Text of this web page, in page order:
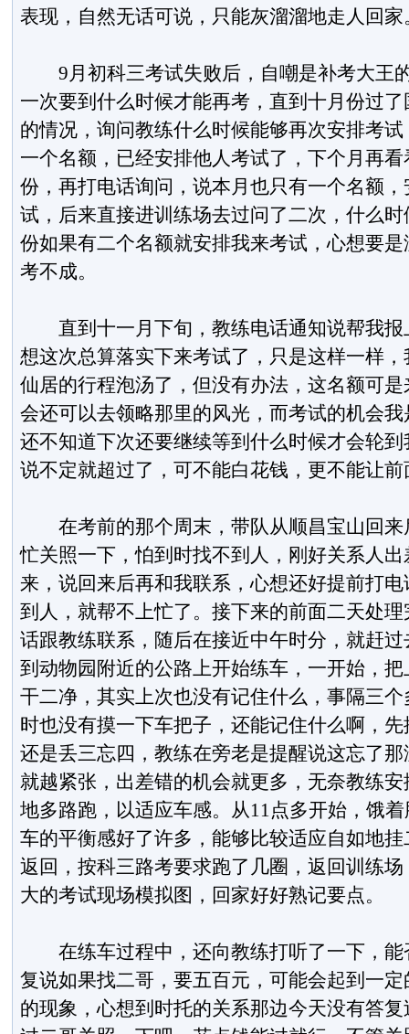
表现，自然无话可说，只能灰溜溜地走人回家
9月初科三考试失败后，自嘲是补考大王
一次要到什么时候才能再考，直到十月份过
的情况，询问教练什么时候能够再次安排考
一个名额，已经安排他人考试了，下个月再
份，再打电话询问，说本月也只有一个名额
试，后来直接进训练场去过问了二次，什么
份如果有二个名额就安排我来考试，心想要
考不成。
直到十一月下旬，教练电话通知说帮我报
想这次总算落实下来考试了，只是这样一样
仙居的行程泡汤了，但没有办法，这名额可
会还可以去领略那里的风光，而考试的机会
还不知道下次还要继续等到什么时候才会轮
说不定就超过了，可不能白花钱，更不能让
在考前的那个周末，带队从顺昌宝山回来
忙关照一下，怕到时找不到人，刚好关系人
来，说回来后再和我联系，心想还好提前打
到人，就帮不上忙了。接下来的前面二天处
话跟教练联系，随后在接近中午时分，就赶过
到动物园附近的公路上开始练车，一开始，
干二净，其实上次也没有记住什么，事隔三
时也没有摸一下车把子，还能记住什么啊，
还是丢三忘四，教练在旁老是提醒说这忘了
就越紧张，出差错的机会就更多，无奈教练
地多路跑，以适应车感。从11点多开始，饿
车的平衡感好了许多，能够比较适应自如地
返回，按科三路考要求跑了几圈，返回训练
大的考试现场模拟图，回家好好熟记要点。
在练车过程中，还向教练打听了一下，能
复说如果找二哥，要五百元，可能会起到一
的现象，心想到时托的关系那边今天没有答